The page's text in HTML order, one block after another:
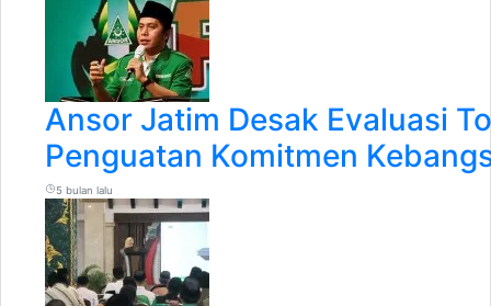
Ansor Jatim Desak Evaluasi
Penguatan Komitmen
5 bulan lalu